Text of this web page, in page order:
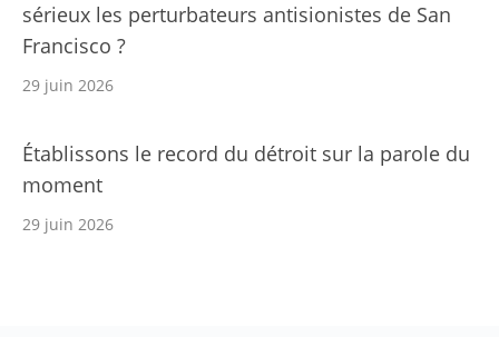
sérieux les perturbateurs antisionistes de San
Francisco ?
29 juin 2026
Établissons le record du détroit sur la parole du
moment
29 juin 2026